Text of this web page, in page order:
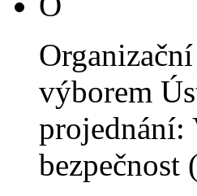
výborem
projednání:
bezpečnost